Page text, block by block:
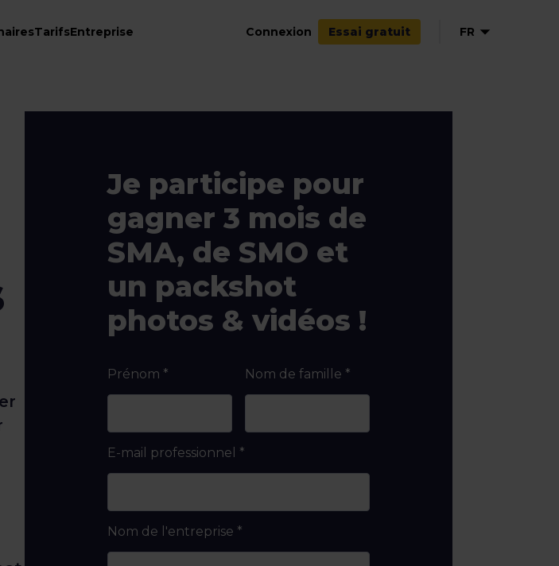
TarifsEntreprise Connexion Essai gratuit FR
Je participe pour
gagner 3 mois de
SMA, de SMO et
un packshot
photos & vidéos !
Prénom * Nom de famille *
E-mail professionnel *
Nom de l'entreprise *